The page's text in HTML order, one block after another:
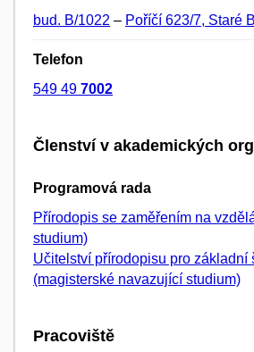
bud. B/1022 – Poříčí 623/7, Staré
Telefon
549 49 7002
Členství v akademických
Programová rada
Přírodopis se zaměřením na
studium)
Učitelství přírodopisu pro základní
(magisterské navazující studium)
Pracoviště